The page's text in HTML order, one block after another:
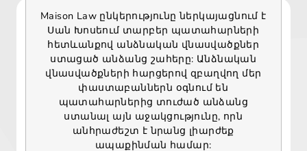
Maison Law ընկերությունը ներկայացնում է
Սան Խոսեում տարբեր պատահարների
հետևանքով անձնական վնասվածքներ
ստացած անձանց շահերը: Անձնական
վնասվածքների հարցերով զբաղվող մեր
փաստաբաններն օգնում են
պատահարներից տուժած անձանց
ստանալ այն աջակցությունը, որն
անհրաժեշտ է նրանց լիարժեք
ապաքինման համար: